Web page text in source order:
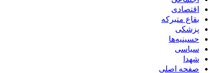
اقتصادی
بقاع متبرکه
پزشکی
حسینیه‌ها
سیاسی
شهدا
صفحه اصلی